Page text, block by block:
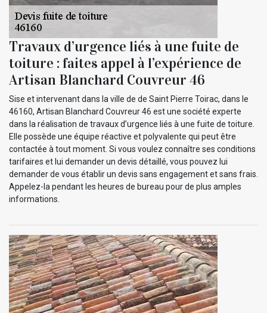
Travaux d’urgence liés à une fuite de
toiture : faites appel à l’expérience de
Artisan Blanchard Couvreur 46
Sise et intervenant dans la ville de de Saint Pierre Toirac, dans le
46160, Artisan Blanchard Couvreur 46 est une société experte
dans la réalisation de travaux d’urgence liés à une fuite de toiture.
Elle possède une équipe réactive et polyvalente qui peut être
contactée à tout moment. Si vous voulez connaître ses conditions
tarifaires et lui demander un devis détaillé, vous pouvez lui
demander de vous établir un devis sans engagement et sans frais.
Appelez-la pendant les heures de bureau pour de plus amples
informations.